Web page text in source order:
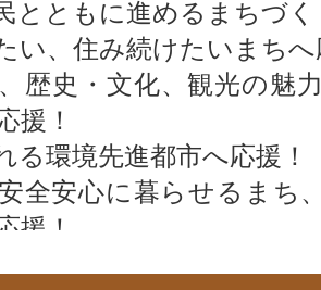
とともに進めるまちづ
い、住み続けたいまちへ
歴史・文化、観光の魅
援！
る環境先進都市へ応援！
全安心に暮らせるまち
援！